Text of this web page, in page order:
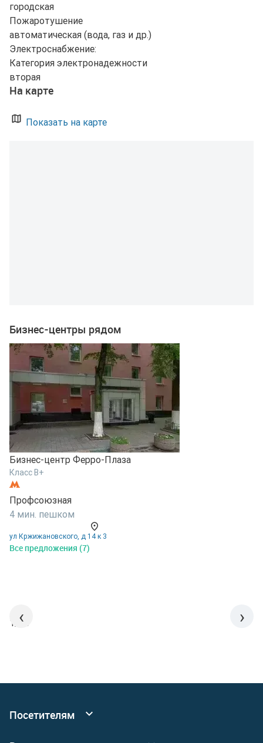
городская
Пожаротушение
автоматическая (вода, газ и др.)
Электроснабжение:
Категория электронадежности
вторая
На карте
Показать на карте
Бизнес-центры рядом
Бизнес-центр Ферро-Плаза
Класс B+
Профсоюзная
4 мин. пешком
ул Кржижановского, д 14 к 3
Все предложения (7)
‹ ›
1/15
Посетителям